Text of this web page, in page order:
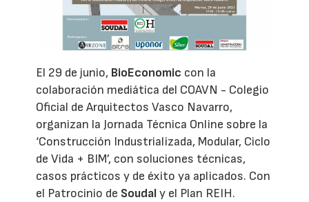
El 29 de junio, BioEconomic con la
colaboración mediática del COAVN - Colegio
Oficial de Arquitectos Vasco Navarro,
organizan la Jornada Técnica Online sobre la
‘Construcción Industrializada, Modular, Ciclo
de Vida + BIM’, con soluciones técnicas,
casos prácticos y de éxito ya aplicados. Con
el Patrocinio de Soudaly el Plan REIH.